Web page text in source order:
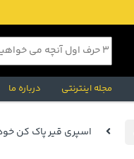
جستجو برای:
مجله اینترنتی درباره ما
اسپری قیر پاک کن